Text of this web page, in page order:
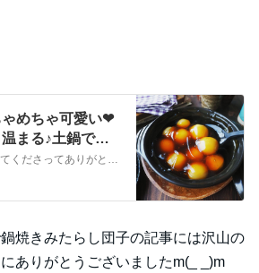
ゃめちゃ可愛い❤
まる♪土鍋で
し団子❤』
こんにちは～♪今日も来てくださってありがとうございます。いつも沢山のコメントやメッセージ、クリップやリブログもほんとに嬉しいです♪全部にお返事できなくて申し訳…
焼きみたらし団子の記事には沢山の
ありがとうございましたm(_ _)m